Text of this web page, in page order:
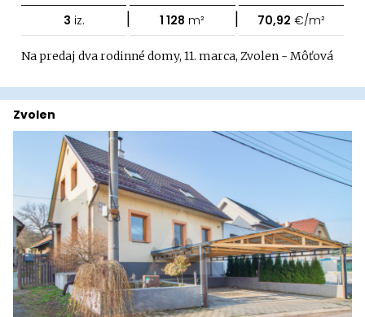
3 iz. | 1 128 m² | 70,92 €/m²
Na predaj dva rodinné domy, 11. marca, Zvolen - Môťová
Zvolen